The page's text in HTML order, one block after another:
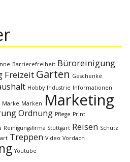
Barrierefreiheit Büroreinigung
Freizeit Garten Geschenke
Hobby Industrie Informationen
Marke Marken Marketing
Ordnung Pflege Print
Reinigungsfirma Stuttgart Reisen Schutz
Treppen Video Vordach
Youtube